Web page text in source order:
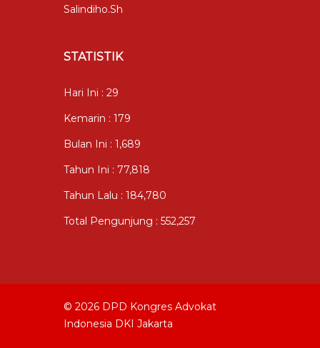
Salindiho.sh
STATISTIK
Hari Ini : 29
Kemarin : 179
Bulan Ini : 1,689
Tahun Ini : 77,818
Tahun Lalu : 184,780
Total Pengunjung : 552,257
© 2026 DPD Kongres Advokat
Indonesia DKI Jakarta